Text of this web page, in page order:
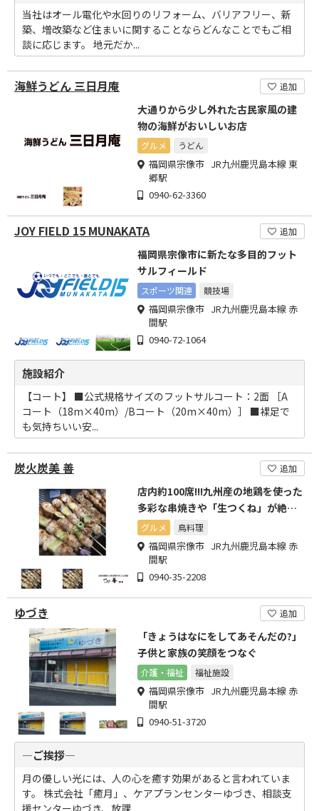
当社はオール電化や水回りのリフォーム、バリアフリー、新
築、増改築など住まいに関することならどんなことでもご相
談に応じます。 地元だか...
海鮮うどん 三日月庵 追加
大通りから少し外れた古民家風の建
物の海鮮がおいしいお店
グルメ うどん
福岡県宗像市 JR九州鹿児島本線 東
郷駅
0940-62-3360
JOY FIELD 15 MUNAKATA 追加
福岡県宗像市に新たな多目的フット
サルフィールド
スポーツ関連 競技場
福岡県宗像市 JR九州鹿児島本線 赤
間駅
0940-72-1064
施設紹介
【コート】 ■公式規格サイズのフットサルコート：2面 ［A
コート（18m×40m）/Bコート（20m×40m）］ ■裸足で
も気持ちいい安...
炭火炭美 善 追加
店内約100席!!!九州産の地鶏を使った
多彩な串焼きや「生つくね」が絶品
◎グルメ 鳥料理
福岡県宗像市 JR九州鹿児島本線 赤
間駅
0940-35-2208
ゆづき 追加
「きょうはなにをしてあそんだの?」
子供と家族の笑顔をつなぐ
介護・福祉 福祉施設
福岡県宗像市 JR九州鹿児島本線 赤
間駅
0940-51-3720
―ご挨拶―
月の優しい光には、人の心を癒す効果があると言われていま
す。 株式会社「癒月」、ケアプランセンターゆづき、相談支